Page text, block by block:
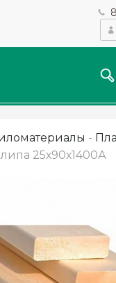
-
25х90х1400А
cookie и другие
с целью сбора
и предоставления
просмотра.